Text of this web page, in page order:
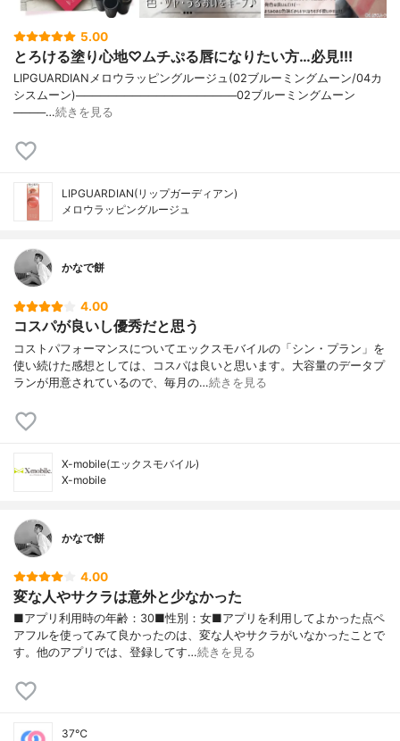
5.00
とろける塗り心地♡ムチぷる唇になりたい方…必見!!!
LIPGUARDIANメロウラッピングルージュ(02ブルーミングムーン/04カ
シスムーン)────────────────────02ブルーミングムーン
────…続きを見る
LIPGUARDIAN(リップガーディアン)
メロウラッピングルージュ
かなで餅
4.00
コスパが良いし優秀だと思う
コストパフォーマンスについてエックスモバイルの「シン・プラン」を
使い続けた感想としては、コスパは良いと思います。大容量のデータプ
ランが用意されているので、毎月の…続きを見る
X-mobile(エックスモバイル)
X-mobile
かなで餅
4.00
変な人やサクラは意外と少なかった
■アプリ利用時の年齢：30■性別：女■アプリを利用してよかった点ペ
アフルを使ってみて良かったのは、変な人やサクラがいなかったことで
す。他のアプリでは、登録してす…続きを見る
37℃